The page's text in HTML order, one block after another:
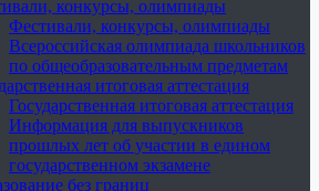
конкурсы, олимпиады
Фестивали, конкурсы, олимпиады
Всероссийская олимпиада школьников
по общеобразовательным предметам
итоговая аттестация
Государственная итоговая аттестация
Информация для выпускников
прошлых лет об участии в едином
государственном экзамене
без границ